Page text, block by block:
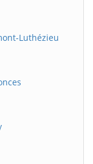
Luthézieu